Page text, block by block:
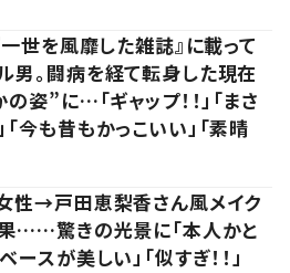
世を風靡した雑誌』に載って
男。闘病を経て転身した現在
姿”に…「ギャップ！！」「まさ
「今も昔もかっこいい」「素晴
性→戸田恵梨香さん風メイク
……驚きの光景に「本人かと
ースが美しい」「似すぎ！！」